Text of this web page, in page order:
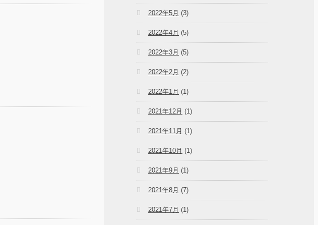
2022年5月 (3)
2022年4月 (5)
2022年3月 (5)
2022年2月 (2)
2022年1月 (1)
2021年12月 (1)
2021年11月 (1)
2021年10月 (1)
2021年9月 (1)
2021年8月 (7)
2021年7月 (1)